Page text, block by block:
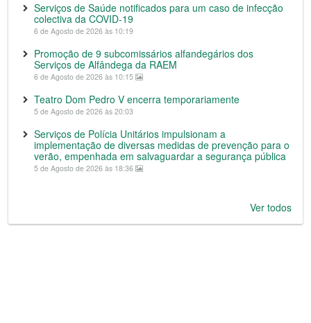
Serviços de Saúde notificados para um caso de infecção
colectiva da COVID-19
6 de Agosto de 2026 às 10:19
Promoção de 9 subcomissários alfandegários dos
Serviços de Alfândega da RAEM
6 de Agosto de 2026 às 10:15
Teatro Dom Pedro V encerra temporariamente
5 de Agosto de 2026 às 20:03
Serviços de Polícia Unitários impulsionam a
implementação de diversas medidas de prevenção para o
verão, empenhada em salvaguardar a segurança pública
5 de Agosto de 2026 às 18:36
Ver todos